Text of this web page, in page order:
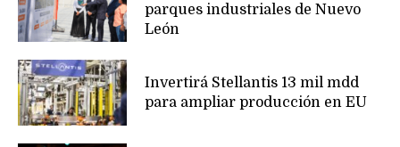
parques industriales de Nuevo
León
Invertirá Stellantis 13 mil mdd
para ampliar producción en EU